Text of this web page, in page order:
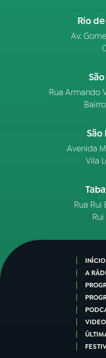
Rio
Av.
Rua Armando
São
Avenida
Vila
Rua Rui
INÍCIO
A